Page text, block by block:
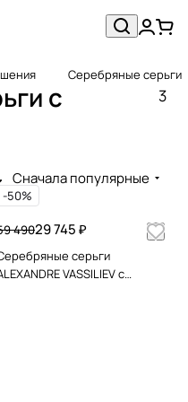
Серебряные серьги
c
3
Сначала популярные
-50%
29 745 ₽
490
серьги
VASSILIEV с